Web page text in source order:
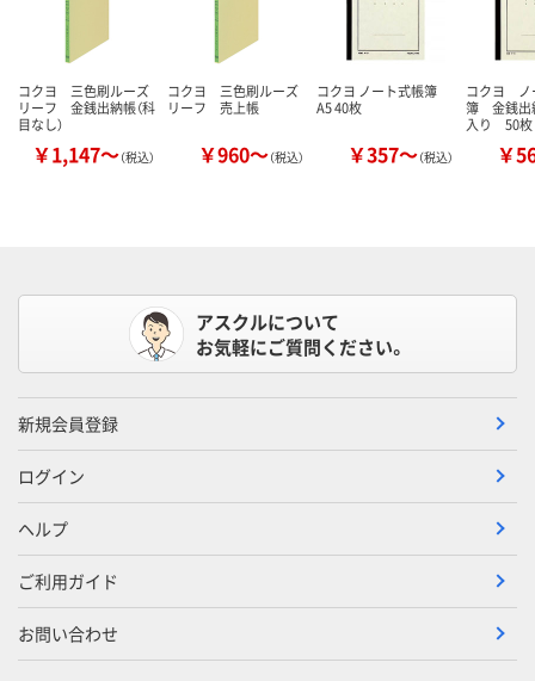
コクヨ 三色刷ルーズ
リーフ 金銭出納帳（科
目なし）
￥1,147～（税込）
コクヨ 三色刷ルーズ
リーフ 売上帳
￥960～（税込）
コクヨ ノート式帳簿
A5 40枚
￥357～（税込）
コクヨ ノ
簿 金銭
入り 50枚
￥
アスクルについて
お気軽にご質問ください。
新規会員登録
ログイン
ヘルプ
ご利用ガイド
お問い合わせ